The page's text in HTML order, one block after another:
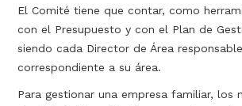
El Comité tiene que contar, como
con el Presupuesto y con el Plan de
siendo cada Director de Área
correspondiente a su área.
Para gestionar una empresa familiar, los